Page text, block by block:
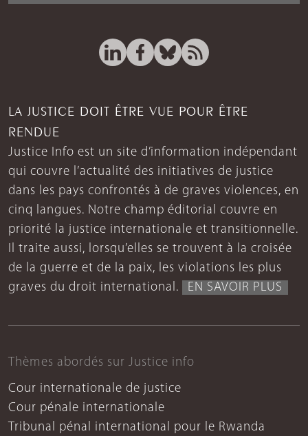
LA JUSTICE DOIT ÊTRE VUE POUR ÊTRE
RENDUE
Justice Info est un site d’information indépendant
qui couvre l’actualité des initiatives de justice
dans les pays confrontés à de graves violences, en
cinq langues. Notre champ éditorial couvre en
priorité la justice internationale et transitionnelle.
Il traite aussi, lorsqu’elles se trouvent à la croisée
de la guerre et de la paix, les violations les plus
graves du droit international.
EN SAVOIR PLUS
Thèmes abordés sur Justice info
Cour internationale de justice
Cour pénale internationale
Tribunal pénal international pour le Rwanda